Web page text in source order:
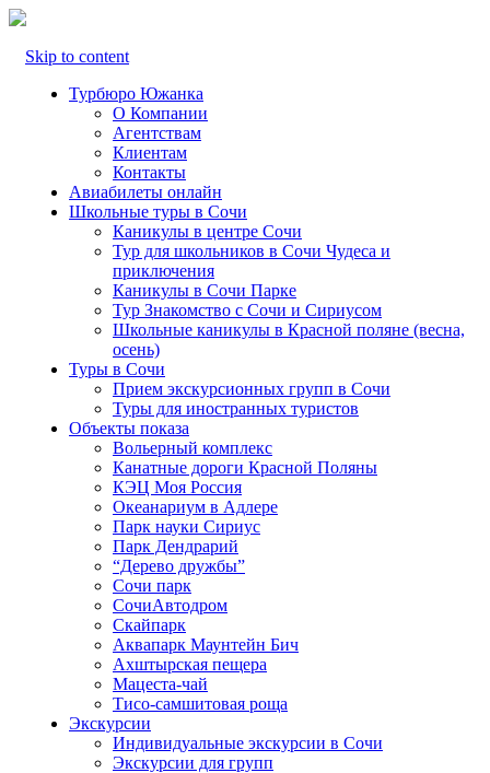
Skip to content
Турбюро Южанка
О Компании
Агентствам
Клиентам
Контакты
Авиабилеты онлайн
Школьные туры в Сочи
Каникулы в центре Сочи
Тур для школьников в Сочи Чудеса и
приключения
Каникулы в Сочи Парке
Тур Знакомство с Сочи и Сириусом
Школьные каникулы в Красной поляне (весна,
осень)
Туры в Сочи
Прием экскурсионных групп в Сочи
Туры для иностранных туристов
Объекты показа
Вольерный комплекс
Канатные дороги Красной Поляны
КЭЦ Моя Россия
Океанариум в Адлере
Парк науки Сириус
Парк Дендрарий
“Дерево дружбы”
Сочи парк
СочиАвтодром
Скайпарк
Аквапарк Маунтейн Бич
Ахштырская пещера
Мацеста-чай
Тисо-самшитовая роща
Экскурсии
Индивидуальные экскурсии в Сочи
Экскурсии для групп